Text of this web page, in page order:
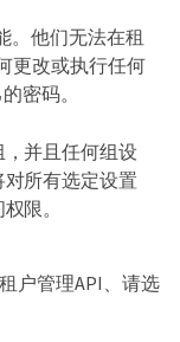
。他们无法在租
更改或执行任何
密码。
并且任何组设
所有选定设置
限。
户管理API、请选